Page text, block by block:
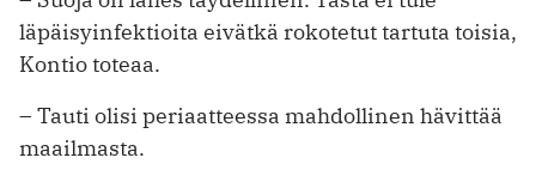
läpäisyinfektioita eivätkä rokotetut tartuta toisia,
Kontio toteaa.
– Tauti olisi periaatteessa mahdollinen hävittää
maailmasta.